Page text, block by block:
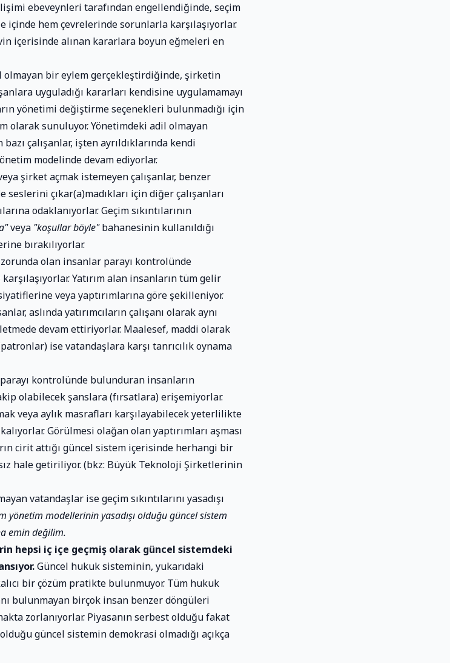
ebeveynleri tarafından engellendiğinde, seçim
içinde hem çevrelerinde sorunlarla karşılaşıyorlar.
içerisinde alınan kararlara boyun eğmeleri en
bir eylem gerçekleştirdiğinde, şirketin
uyguladığı kararları kendisine uygulamamayı
yönetimi değiştirme seçenekleri bulunmadığı için
olarak sunuluyor. Yönetimdeki adil olmayan
çalışanlar, işten ayrıldıklarında kendi
modelinde devam ediyorlar.
şirket açmak istemeyen çalışanlar, benzer
çıkar(a)madıkları için diğer çalışanları
odaklanıyorlar. Geçim sıkıntılarının
veya "koşullar böyle"bahanesinin kullanıldığı
bırakılıyorlar.
olan insanlar parayı kontrolünde
Yatırım alan insanların tüm gelir
veya yaptırımlarına göre şekilleniyor.
aslında yatırımcıların çalışanı olarak aynı
devam ettiriyorlar. Maalesef, maddi olarak
ise vatandaşlara karşı tanrıcılık oynama
kontrolünde bulunduran insanların
olabilecek şanslara (fırsatlara) erişemiyorlar.
veya aylık masrafları karşılayabilecek yeterlilikte
Görülmesi olağan olan yaptırımları aşması
cirit attığı güncel sistem içerisinde herhangi bir
hale getiriliyor. (bkz: Büyük Teknoloji Şirketlerinin
vatandaşlar ise geçim sıkıntılarını yasadışı
yönetim modellerinin yasadışı olduğu güncel sistem
emin değilim.
hepsi iç içe geçmiş olarak güncel sistemdeki
Güncel hukuk sisteminin, yukarıdaki
bir çözüm pratikte bulunmuyor. Tüm hukuk
bulunmayan birçok insan benzer döngüleri
zorlanıyorlar. Piyasanın serbest olduğu fakat
güncel sistemin demokrasi olmadığı açıkça